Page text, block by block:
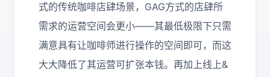
式的传统咖啡店肆场景，GAG方式的店肆所
需求的运营空间会更小——其最低极限下只需
满意具有让咖啡师进行操作的空间即可，而这
大大降低了其运营可扩张本钱。再加上线上&